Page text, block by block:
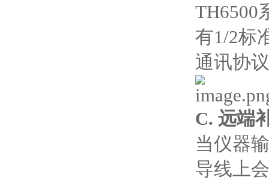
TH6500
有1/2标
通讯协
C. 远端
当仪器
导线上